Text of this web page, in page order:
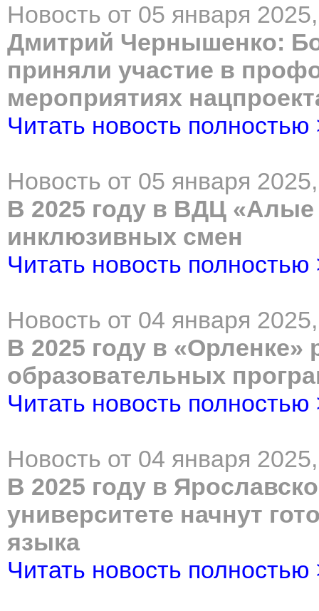
Новость от 05 января
Дмитрий Чернышенко:
приняли участие в
мероприятиях
Читать новость полностью
Новость от 05 января
В 2025 году в ВДЦ «Алые
инклюзивных смен
Читать новость полностью
Новость от 04 января
В 2025 году в «Орленке»
образовательных
Читать новость полностью
Новость от 04 января
В 2025 году в
университете начнут
языка
Читать новость полностью